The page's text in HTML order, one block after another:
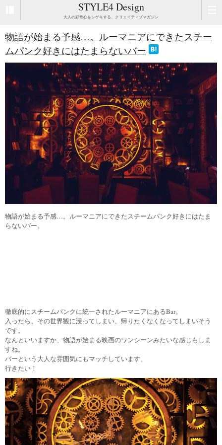
STYLE4 Design
大人の好奇心をシゲキする、クリエイティブマガジン
物語が始まる予感…。ルーマニアにできたスチー
ムパンク好きにはたまらないバー
物語が始まる予感…。ルーマニアにできたスチームパンク好きにはたま
らないバー。
徹底的にスチームパンクに統一されたルーマニアにあるBar。
入ったら、その世界観に浸ってしまい、帰りたくなくなってしまいそう
です。
なんといいますか、物語が始まる映画のワンシーンみたいな感じもしま
すね。
バーという大人な雰囲気にもマッチしています。
行きたい！